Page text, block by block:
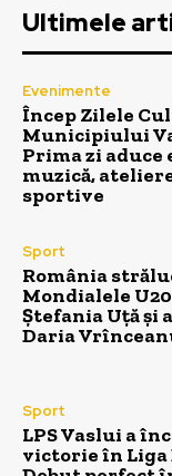
Ultimele
Evenimente
Încep Zilele
Municipiului
Prima zi aduce
muzică,
sportive
Sport
România
Mondialele
Ștefania Uță
Daria
Sport
LPS Vaslui a
victorie în Liga